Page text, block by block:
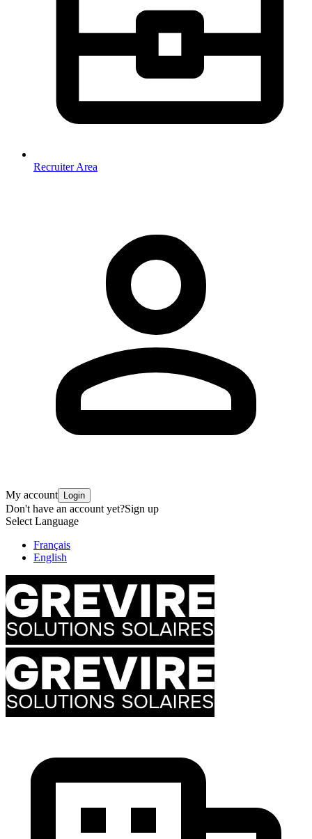
Recruiter Area
My account Login
Don't have an account yet?Sign up
Select Language
Français
English